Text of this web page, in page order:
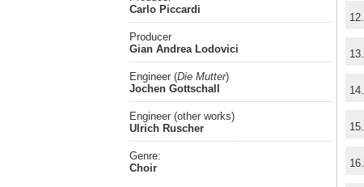
Carlo Piccardi
Producer
Gian Andrea Lodovici
Engineer (Die Mutter)
Jochen Gottschall
Engineer (other works)
Ulrich Ruscher
Genre:
Choir
12.
13.
14.
15.
16.